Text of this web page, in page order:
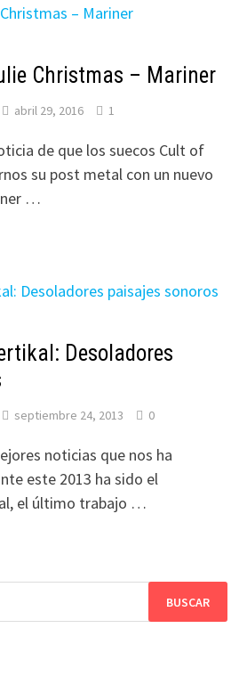
Christmas – Mariner
abril 29, 2016 1
de que los suecos Cult of
su post metal con un nuevo
…
Desoladores
septiembre 24, 2013 0
noticias que nos ha
este 2013 ha sido el
el último trabajo …